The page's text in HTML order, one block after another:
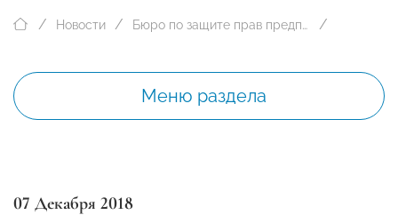
Новости Бюро по защите прав предпринимателей
Меню раздела
07 Декабря 2018